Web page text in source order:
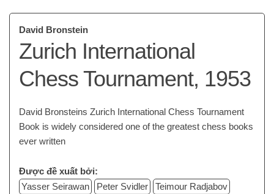
David Bronstein
Zurich International
Chess Tournament, 1953
David Bronsteins Zurich International Chess Tournament
Book is widely considered one of the greatest chess books
ever written
Được đề xuất bởi:
Yasser Seirawan
Peter Svidler
Teimour Radjabov